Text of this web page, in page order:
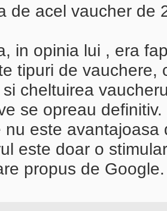
de acel vaucher de
in opinia lui , era
tipuri de vauchere,
cheltuirea
se opreau
nu este avantajoasa
este doar o
propus de Google.